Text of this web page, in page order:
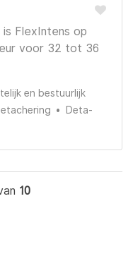
FlexIntens op
voor 32 tot 36
en bestuurlijk
Deta-
10